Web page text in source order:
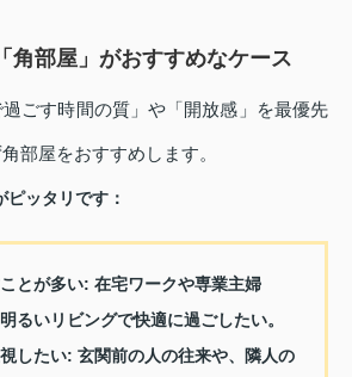
角部屋」がおすすめなケース
ごす時間の質」や「開放感」を最優先
部屋をおすすめします。
ッタリです：
とが多い: 在宅ワークや専業主婦
るいリビングで快適に過ごしたい。
したい: 玄関前の人の往来や、隣人の